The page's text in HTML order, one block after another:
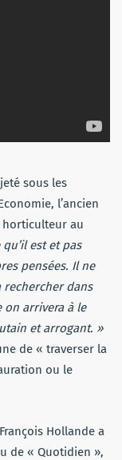
sous les
l’ancien
horticulteur au
est et pas
pensées. Il ne
rechercher dans
on arrivera à le
et arrogant. »
de « traverser la
ou le
Hollande a
de « Quotidien »,